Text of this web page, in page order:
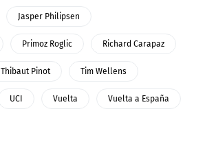
Jasper Philipsen
Primoz Roglic Richard Carapaz
Thibaut Pinot Tim Wellens
UCI Vuelta Vuelta a España